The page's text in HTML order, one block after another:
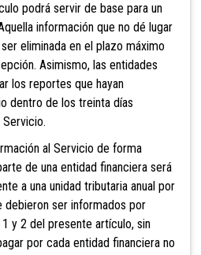
podrá servir de base para un
información que no dé lugar
eliminada en el plazo máximo
Asimismo, las entidades
los reportes que hayan
dentro de los treinta días
al Servicio de forma
de una entidad financiera será
a una unidad tributaria anual por
debieron ser informados por
y 2 del presente artículo, sin
por cada entidad financiera no